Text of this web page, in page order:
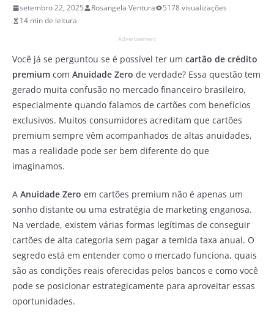
setembro 22, 2025 Rosangela Ventura
5178 visualizações
14 min de leitura
Advertisement
Você já se perguntou se é possível ter um cartão de crédito
premium com Anuidade Zero de verdade? Essa questão tem
gerado muita confusão no mercado financeiro brasileiro,
especialmente quando falamos de cartões com benefícios
exclusivos. Muitos consumidores acreditam que cartões
premium sempre vêm acompanhados de altas anuidades,
mas a realidade pode ser bem diferente do que
imaginamos.
A Anuidade Zero em cartões premium não é apenas um
sonho distante ou uma estratégia de marketing enganosa.
Na verdade, existem várias formas legítimas de conseguir
cartões de alta categoria sem pagar a temida taxa anual. O
segredo está em entender como o mercado funciona, quais
são as condições reais oferecidas pelos bancos e como você
pode se posicionar estrategicamente para aproveitar essas
oportunidades.